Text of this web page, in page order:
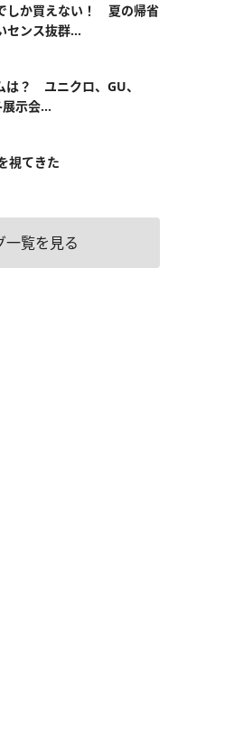
しか買えない！ 夏の帰省
センス抜群...
は？ ユニクロ、GU、
示会...
視てきた
一覧を見る